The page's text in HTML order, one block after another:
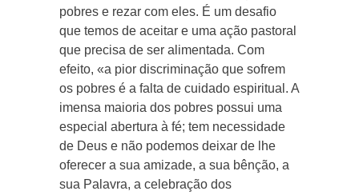
pobres e rezar com eles. É um desafio
que temos de aceitar e uma ação pastoral
que precisa de ser alimentada. Com
efeito, «a pior discriminação que sofrem
os pobres é a falta de cuidado espiritual. A
imensa maioria dos pobres possui uma
especial abertura à fé; tem necessidade
de Deus e não podemos deixar de lhe
oferecer a sua amizade, a sua bênção, a
sua Palavra, a celebração dos